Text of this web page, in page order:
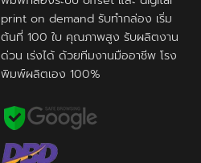
print on demand รับทำกล่อง เริ่ม
ต้นที่ 100 ใบ คุณภาพสูง รับผลิตงาน
ด่วน เร่งได้ ด้วยทีมงานมืออาชีพ โรง
พิมพ์ผลิตเอง 100%